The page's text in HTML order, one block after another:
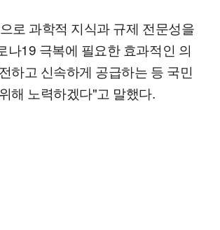
로 과학적 지식과 규제 전문성을
나19 극복에 필요한 효과적인 의
하고 신속하게 공급하는 등 국민
해 노력하겠다"고 말했다.